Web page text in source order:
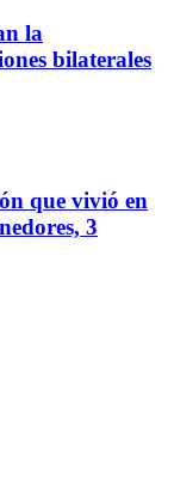
la
bilaterales
que vivió en
3